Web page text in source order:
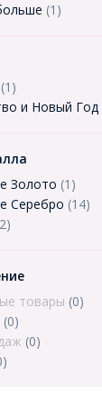
(1)
(1)
и Новый Год
Золото (1)
Серебро (14)
товары (0)
(0)
(0)